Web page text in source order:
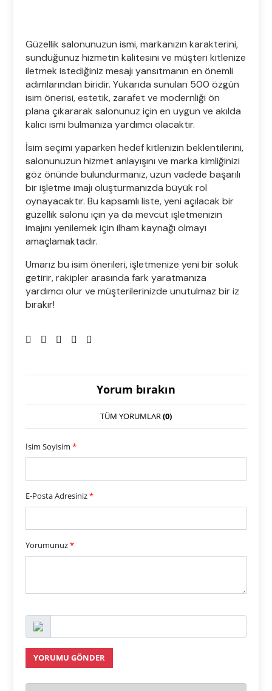
Güzellik salonunuzun ismi, markanızın karakterini,
sunduğunuz hizmetin kalitesini ve müşteri kitlenize
iletmek istediğiniz mesajı yansıtmanın en önemli
adımlarından biridir. Yukarıda sunulan 500 özgün
isim önerisi, estetik, zarafet ve modernliği ön
plana çıkararak salonunuz için en uygun ve akılda
kalıcı ismi bulmanıza yardımcı olacaktır.
İsim seçimi yaparken hedef kitlenizin beklentilerini,
salonunuzun hizmet anlayışını ve marka kimliğinizi
göz önünde bulundurmanız, uzun vadede başarılı
bir işletme imajı oluşturmanızda büyük rol
oynayacaktır. Bu kapsamlı liste, yeni açılacak bir
güzellik salonu için ya da mevcut işletmenizin
imajını yenilemek için ilham kaynağı olmayı
amaçlamaktadır.
Umarız bu isim önerileri, işletmenize yeni bir soluk
getirir, rakipler arasında fark yaratmanıza
yardımcı olur ve müşterilerinizde unutulmaz bir iz
bırakır!
Yorum bırakın
TÜM YORUMLAR(0)
İsim Soyisim*
E-Posta Adresiniz*
Yorumunuz*
YORUMU GÖNDER